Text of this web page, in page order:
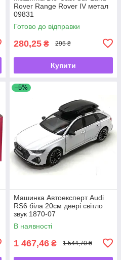
Rover Range Rover IV метал
09831
Готово до відправки
280,25 ₴ 295 ₴
Купити
–5%
Машинка Автоексперт Audi
RS6 біла 20см двері світло
звук 1870-07
В наявності
1 467,46 ₴ 1 544,70 ₴